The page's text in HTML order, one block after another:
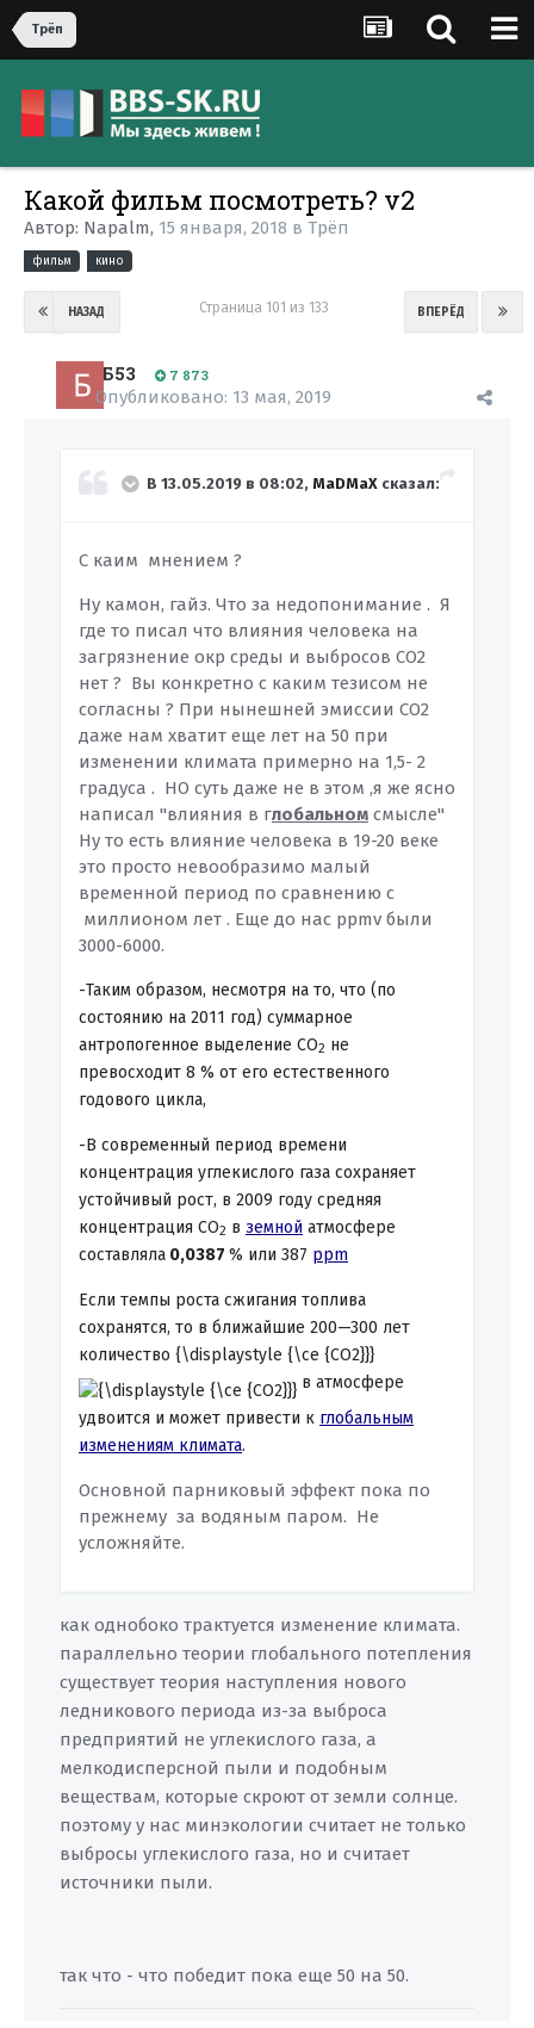
Трёп
Какой фильм посмотреть? v2
Автор: Napalm, 15 января, 2018 в Трёп
фильм кино
НАЗАД ВПЕРЁД
Страница 101 из 133
Б53 7 873
Опубликовано: 13 мая, 2019
В 13.05.2019 в 08:02, MaDMaX сказал:
С каим мнением ?
Ну камон, гайз. Что за недопонимание . Я
где то писал что влияния человека на
загрязнение окр среды и выбросов СО2
нет ? Вы конкретно с каким тезисом не
согласны ? При нынешней эмиссии СО2
даже нам хватит еще лет на 50 при
изменении климата примерно на 1,5- 2
градуса . НО суть даже не в этом ,я же ясно
написал "влияния в глобальном смысле"
Ну то есть влияние человека в 19-20 веке
это просто невообразимо малый
временной период по сравнению с
миллионом лет . Еще до нас ppmv были
3000-6000.
-Таким образом, несмотря на то, что (по
состоянию на 2011 год) суммарное
антропогенное выделение CO2 не
превосходит 8 % от его естественного
годового цикла,
-В современный период времени
концентрация углекислого газа сохраняет
устойчивый рост, в 2009 году средняя
концентрация CO2 в земной атмосфере
составляла 0,0387 % или 387 ppm
Если темпы роста сжигания топлива
сохранятся, то в ближайшие 200—300 лет
количество {\displaystyle {\ce {CO2}}}
в атмосфере
удвоится и может привести к глобальным
изменениям климата.
Основной парниковый эффект пока по
прежнему за водяным паром. Не
усложняйте.
как однобоко трактуется изменение климата.
параллельно теории глобального потепления
существует теория наступления нового
ледникового периода из-за выброса
предприятий не углекислого газа, а
мелкодисперсной пыли и подобным
веществам, которые скроют от земли солнце.
поэтому у нас минэкологии считает не только
выбросы углекислого газа, но и считает
источники пыли.
так что - что победит пока еще 50 на 50.